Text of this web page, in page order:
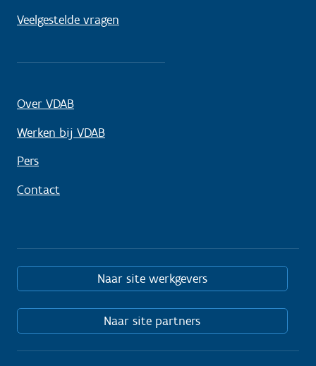
Veelgestelde vragen
Over VDAB
Werken bij VDAB
Pers
Contact
Naar site werkgevers
Naar site partners